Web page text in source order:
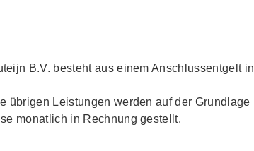
B.V. besteht aus einem Anschlussentgelt in
übrigen Leistungen werden auf der Grundlage
monatlich in Rechnung gestellt.